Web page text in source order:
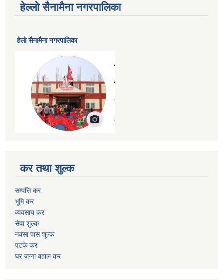
हेल्लो सैनामैना नगरपालिका
हेलाे सैनामैना नगरपालिका
कर तथा शुल्क
सम्पत्ति कर
भूमि कर
व्यवसाय कर
सेवा शुल्क
नक्सा पास शुल्क
पटके कर
घर जग्गा बहाल कर